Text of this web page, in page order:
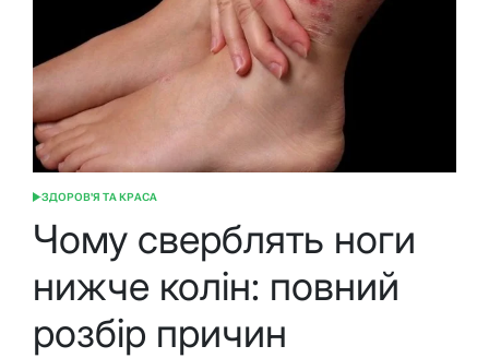
ОПУБЛІКУВАТИ
ЗДОРОВ'Я ТА КРАСА
Чому сверблять ноги
нижче колін: повний
розбір причин